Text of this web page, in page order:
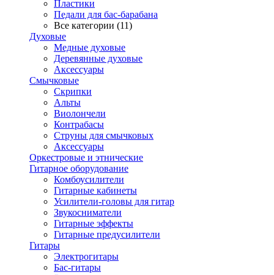
Пластики
Педали для бас-барабана
Все категории (11)
Духовые
Медные духовые
Деревянные духовые
Аксессуары
Смычковые
Скрипки
Альты
Виолончели
Контрабасы
Струны для смычковых
Аксеcсуары
Оркестровые и этнические
Гитарное оборудование
Комбоусилители
Гитарные кабинеты
Усилители-головы для гитар
Звукосниматели
Гитарные эффекты
Гитарные предусилители
Гитары
Электрогитары
Бас-гитары